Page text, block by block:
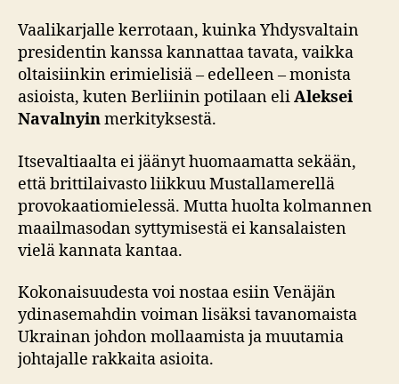
Vaalikarjalle kerrotaan, kuinka Yhdysvaltain
presidentin kanssa kannattaa tavata, vaikka
oltaisiinkin erimielisiä – edelleen – monista
asioista, kuten Berliinin potilaan eliAleksei
Navalnyinmerkityksestä.
Itsevaltiaalta ei jäänyt huomaamatta sekään,
että brittilaivasto liikkuu Mustallamerellä
provokaatiomielessä. Mutta huolta kolmannen
maailmasodan syttymisestä ei kansalaisten
vielä kannata kantaa.
Kokonaisuudesta voi nostaa esiin Venäjän
ydinasemahdin voiman lisäksi tavanomaista
Ukrainan johdon mollaamista ja muutamia
johtajalle rakkaita asioita.